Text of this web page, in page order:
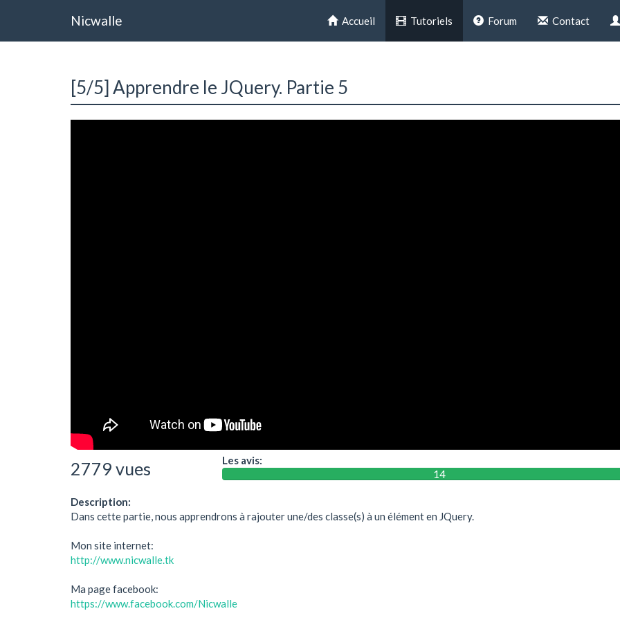
Nicwalle Accueil Tutoriels Forum Contact
[5/5] Apprendre le JQuery. Partie 5
2779 vues
Les avis:
14
Description:
Dans cette partie, nous apprendrons à rajouter une/des classe(s) à un élément en JQuery.
Mon site internet:
http://www.nicwalle.tk
Ma page facebook:
https://www.facebook.com/Nicwalle